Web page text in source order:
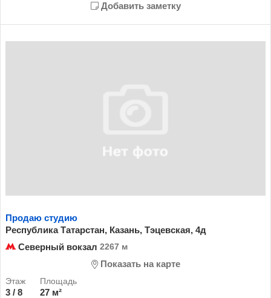
Добавить заметку
Продаю студию
Республика Татарстан, Казань, Тэцевская, 4д
Северный вокзал 2267 м
Показать на карте
3 / 8 27 м²